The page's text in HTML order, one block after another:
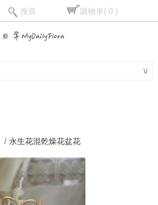
搜尋 購物車( 0 )
∨
/永生花混乾燥花盆花